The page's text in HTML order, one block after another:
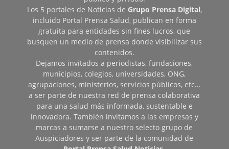
Los 5 portales de Noticias de Grupo Prensa Digital,
incluido Portal Prensa Salud, publican en forma
gratuita para entidades sin fines lucros, que
busquen un medio de prensa donde visibilizar sus
contenidos.
Dejamos invitados a periodistas, fundaciones,
municipios, colegios, universidades, ONG,
agrupaciones, ministerios, servicios públicos, etc…
a ser parte de nuestra red de prensa colaborativa
para una salud más informada, sustentable e
innovadora. También invitamos a las empresas y
marcas a sumarse a nuestro selecto grupo de
Auspiciadores y ser parte de la comunidad de